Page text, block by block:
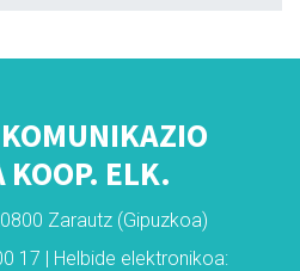
KOOP. ELK.
Zarautz (Gipuzkoa)
17 | Helbide elektronikoa: